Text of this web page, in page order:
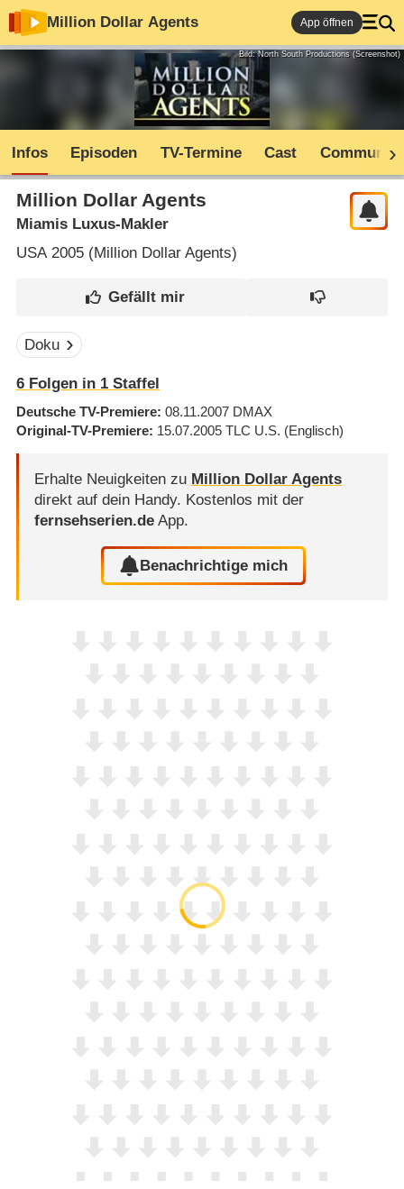
Million Dollar Agents App öffnen
Bild: North South Productions (Screenshot)
Infos Episoden TV-Termine Cast Community
Million Dollar Agents
Miamis Luxus-Makler
USA2005 (Million Dollar Agents)
Doku
6Folgen in 1Staffel
Deutsche TV-Premiere 08.11.2007 DMAX
Original-TV-Premiere 15.07.2005 TLC U.S. (Englisch)
Erhalte Neuigkeiten zu Million Dollar Agents
direkt auf dein Handy. Kostenlos mit der
fernsehserien.deApp.
Benachrichtige mich